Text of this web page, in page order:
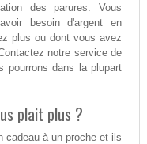
des parures. Vous
besoin d'argent en
plus ou dont vous avez
notre service de
pourrons dans la plupart
plait plus ?
cadeau à un proche et ils